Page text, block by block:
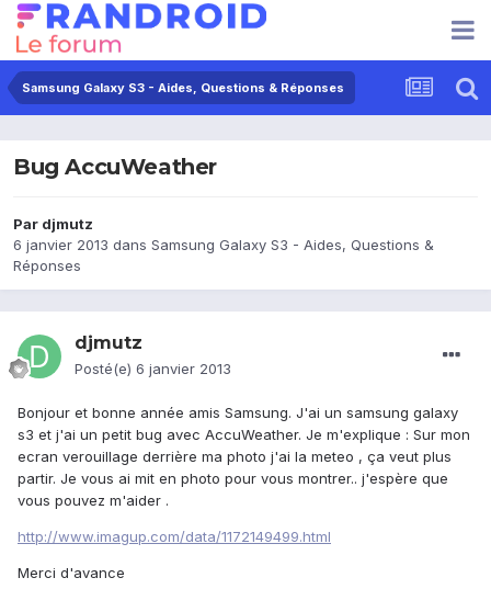
Samsung Galaxy S3 - Aides, Questions & Réponses
Bug AccuWeather
Par djmutz
6 janvier 2013 dans Samsung Galaxy S3 - Aides, Questions &
Réponses
djmutz
Posté(e) 6 janvier 2013
Bonjour et bonne année amis Samsung. J'ai un samsung galaxy
s3 et j'ai un petit bug avec AccuWeather. Je m'explique : Sur mon
ecran verouillage derrière ma photo j'ai la meteo , ça veut plus
partir. Je vous ai mit en photo pour vous montrer.. j'espère que
vous pouvez m'aider .
http://www.imagup.com/data/1172149499.html
Merci d'avance